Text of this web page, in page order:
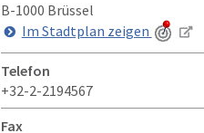
B-1000 Brüssel
Im Stadtplan zeigen
Telefon
+32-2-2194567
Fax